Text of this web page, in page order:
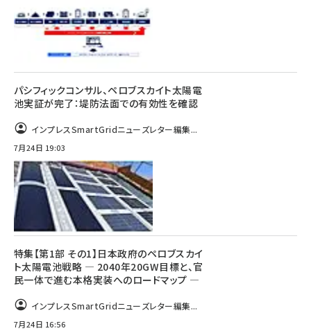
パシフィックコンサル、ペロブスカイト太陽電
池実証が完了：堤防法面での有効性を確認
インプレスSmartGridニューズレター編集...
7月24日 19:03
特集【第1部 その1】日本政府のペロブスカイ
ト太陽電池戦略 ― 2040年20GW目標と、官
民一体で進む本格実装へのロードマップ ―
インプレスSmartGridニューズレター編集...
7月24日 16:56